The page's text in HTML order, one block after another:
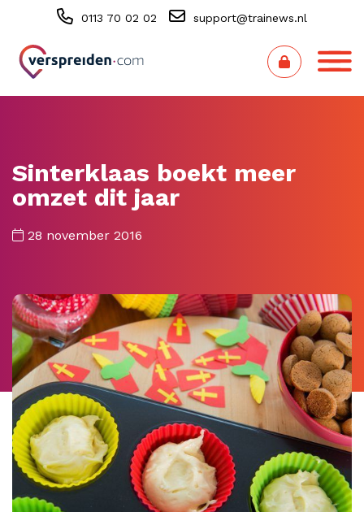
0113 70 02 02 support@trainews.nl
Sinterklaas boekt meer
omzet dit jaar
28 november 2016